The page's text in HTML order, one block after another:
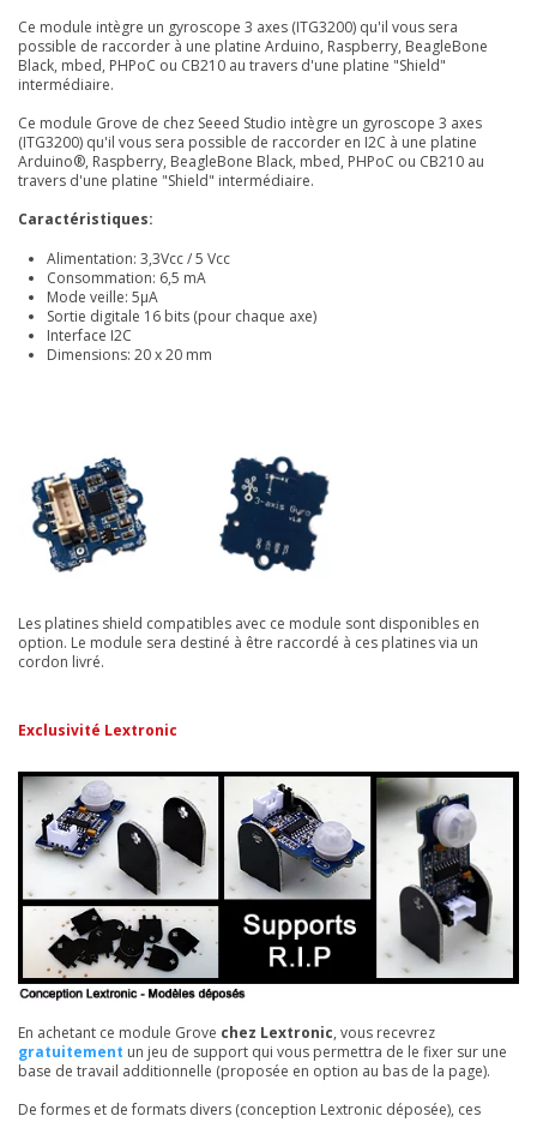
Ce module intègre un gyroscope 3 axes (ITG3200) qu'il vous sera
possible de raccorder à une platine Arduino, Raspberry, BeagleBone
Black, mbed, PHPoC ou CB210 au travers d'une platine "Shield"
intermédiaire.
Ce module Grove de chez Seeed Studio intègre un gyroscope 3 axes
(ITG3200) qu'il vous sera possible de raccorder en I2C à une platine
Arduino®, Raspberry, BeagleBone Black, mbed, PHPoC ou CB210 au
travers d'une platine "Shield" intermédiaire.
Caractéristiques:
Alimentation: 3,3Vcc / 5 Vcc
Consommation: 6,5 mA
Mode veille: 5µA
Sortie digitale 16 bits (pour chaque axe)
Interface I2C
Dimensions: 20 x 20 mm
Les platines shield compatibles avec ce module sont disponibles en
option. Le module sera destiné à être raccordé à ces platines via un
cordon livré.
Exclusivité Lextronic
En achetant ce module Grove chez Lextronic, vous recevrez
gratuitement un jeu de support qui vous permettra de le fixer sur une
base de travail additionnelle (proposée en option au bas de la page).
De formes et de formats divers (conception Lextronic déposée), ces